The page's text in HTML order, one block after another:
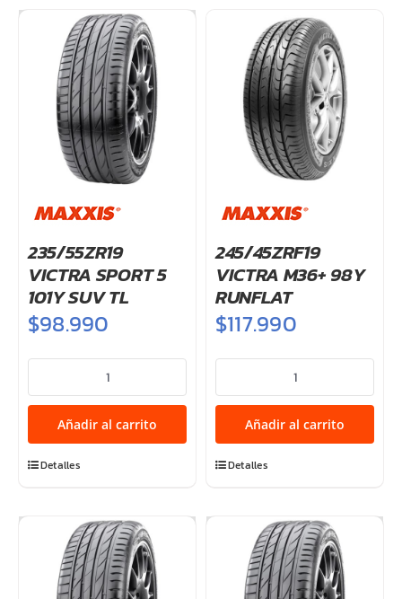
cantidad
235/55ZR19
VICTRA SPORT 5
101Y SUV TL
$98.990
VICTRA
SPORT
101Y
cantidad
Añadir al carrito
Detalles
245/45ZRF19
VICTRA M36+ 98Y
RUNFLAT
$117.990
245/45ZRF19
VICTRA
M36+
RUNFLAT
Añadir al carrito
Detalles